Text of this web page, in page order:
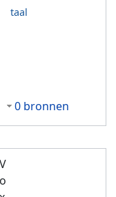
taal
0 bronnen
V
o